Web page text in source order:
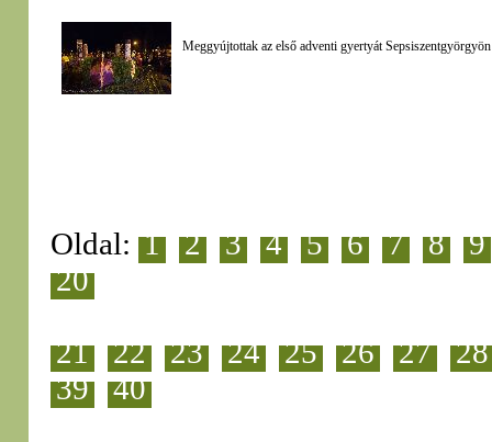
Meggyújtottak az első adventi gyertyát
Oldal: 1 2 3 4 5 6 7 8
9
20
21 22 23 24 25 26 27
28
39
40